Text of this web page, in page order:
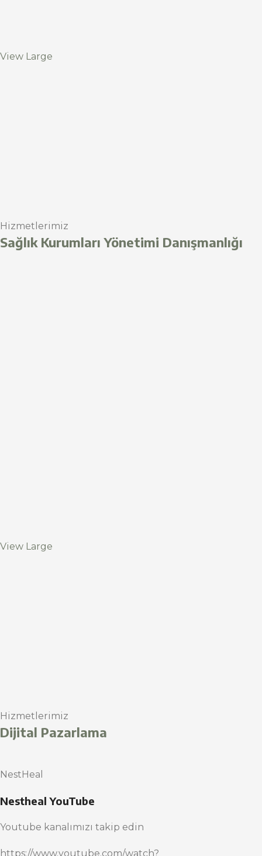
View Large
Hizmetlerimiz
Sağlık Kurumları Yönetimi Danışmanlığı
View Large
Hizmetlerimiz
Dijital Pazarlama
NestHeal
Nestheal YouTube
Youtube kanalımızı takip edin
https://www.youtube.com/watch?